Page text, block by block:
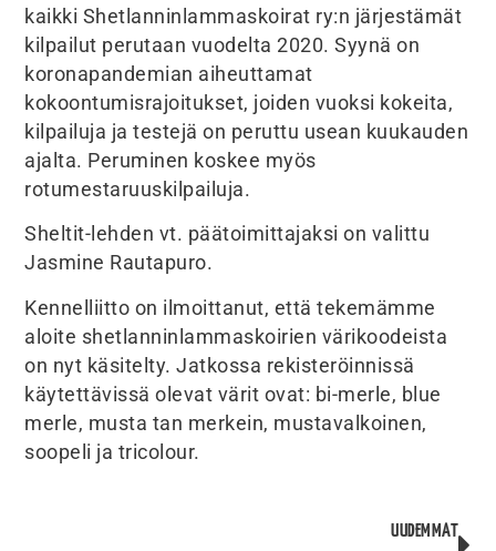
kaikki Shetlanninlammaskoirat ry:n järjestämät
kilpailut perutaan vuodelta 2020. Syynä on
koronapandemian aiheuttamat
kokoontumisrajoitukset, joiden vuoksi kokeita,
kilpailuja ja testejä on peruttu usean kuukauden
ajalta. Peruminen koskee myös
rotumestaruuskilpailuja.
Sheltit-lehden vt. päätoimittajaksi on valittu
Jasmine Rautapuro.
Kennelliitto on ilmoittanut, että tekemämme
aloite shetlanninlammaskoirien värikoodeista
on nyt käsitelty. Jatkossa rekisteröinnissä
käytettävissä olevat värit ovat: bi-merle, blue
merle, musta tan merkein, mustavalkoinen,
soopeli ja tricolour.
UUDEMMAT